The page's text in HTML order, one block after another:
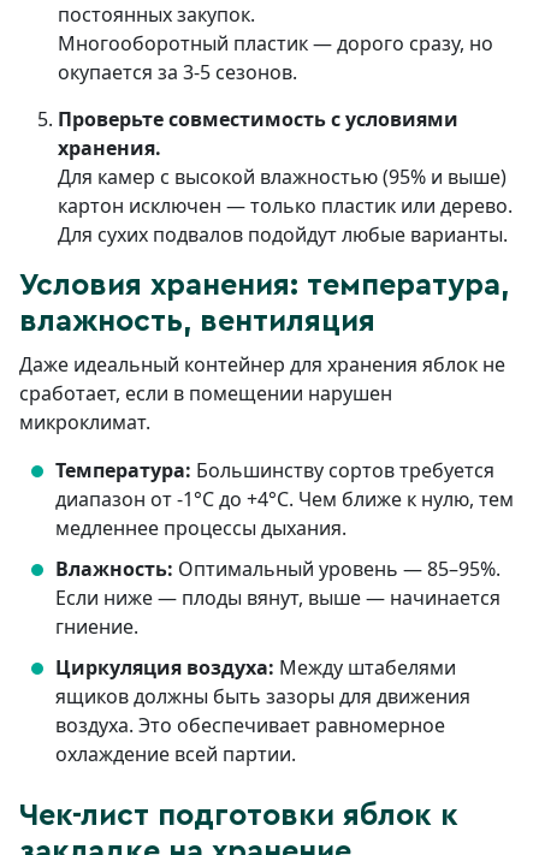
постоянных закупок.
Многооборотный пластик — дорого сразу, но
окупается за 3-5 сезонов.
Проверьте совместимость с условиями
хранения.
Для камер с высокой влажностью (95% и выше)
картон исключен — только пластик или дерево.
Для сухих подвалов подойдут любые варианты.
Условия хранения: температура,
влажность, вентиляция
Даже идеальный контейнер для хранения яблок не
сработает, если в помещении нарушен
микроклимат.
Температура: Большинству сортов требуется
диапазон от -1°C до +4°C. Чем ближе к нулю, тем
медленнее процессы дыхания.
Влажность: Оптимальный уровень — 85–95%.
Если ниже — плоды вянут, выше — начинается
гниение.
Циркуляция воздуха: Между штабелями
ящиков должны быть зазоры для движения
воздуха. Это обеспечивает равномерное
охлаждение всей партии.
Чек-лист подготовки яблок к